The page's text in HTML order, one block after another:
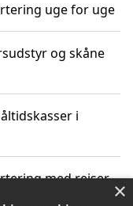
uge for uge
og skåne
i
med rejser ×